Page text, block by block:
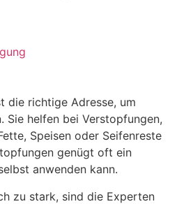
die richtige Adresse, um
Sie helfen bei Verstopfungen,
Speisen oder Seifenreste
genügt oft ein
anwenden kann.
zu stark, sind die Experten